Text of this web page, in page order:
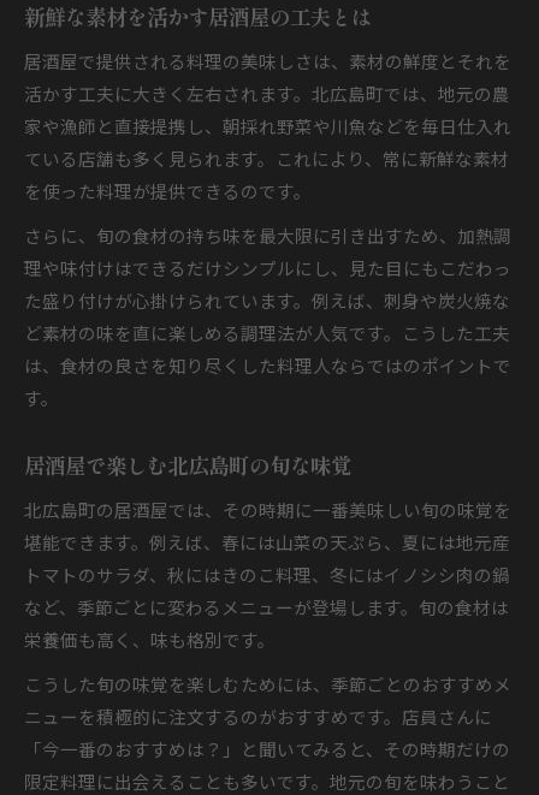
新鮮な素材を活かす居酒屋の工夫とは
居酒屋で提供される料理の美味しさは、素材の鮮度とそれを
活かす工夫に大きく左右されます。北広島町では、地元の農
家や漁師と直接提携し、朝採れ野菜や川魚などを毎日仕入れ
ている店舗も多く見られます。これにより、常に新鮮な素材
を使った料理が提供できるのです。
さらに、旬の食材の持ち味を最大限に引き出すため、加熱調
理や味付けはできるだけシンプルにし、見た目にもこだわっ
た盛り付けが心掛けられています。例えば、刺身や炭火焼な
ど素材の味を直に楽しめる調理法が人気です。こうした工夫
は、食材の良さを知り尽くした料理人ならではのポイントで
す。
居酒屋で楽しむ北広島町の旬な味覚
北広島町の居酒屋では、その時期に一番美味しい旬の味覚を
堪能できます。例えば、春には山菜の天ぷら、夏には地元産
トマトのサラダ、秋にはきのこ料理、冬にはイノシシ肉の鍋
など、季節ごとに変わるメニューが登場します。旬の食材は
栄養価も高く、味も格別です。
こうした旬の味覚を楽しむためには、季節ごとのおすすめメ
ニューを積極的に注文するのがおすすめです。店員さんに
「今一番のおすすめは？」と聞いてみると、その時期だけの
限定料理に出会えることも多いです。地元の旬を味わうこと